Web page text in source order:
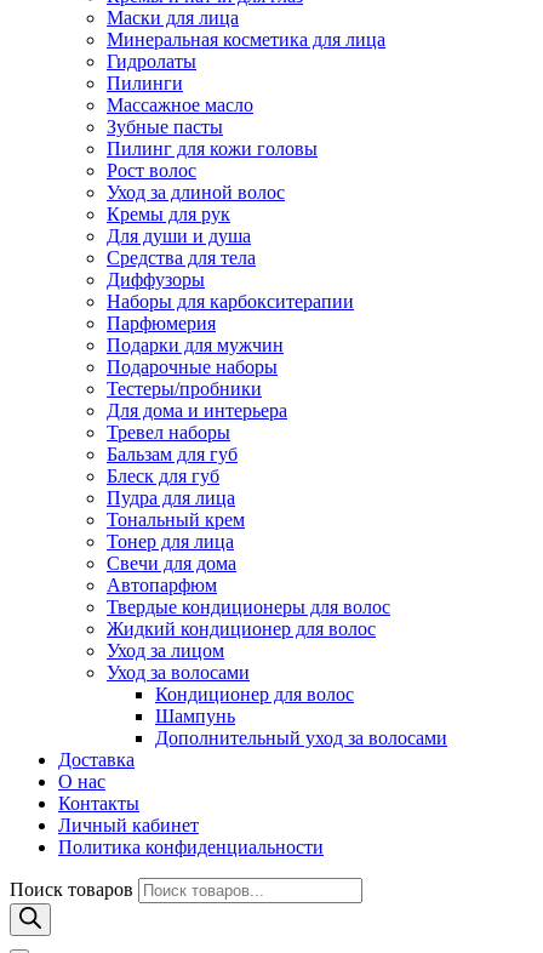
Маски для лица
Минеральная косметика для лица
Гидролаты
Пилинги
Массажное масло
Зубные пасты
Пилинг для кожи головы
Рост волос
Уход за длиной волос
Кремы для рук
Для души и душа
Средства для тела
Диффузоры
Наборы для карбокситерапии
Парфюмерия
Подарки для мужчин
Подарочные наборы
Тестеры/пробники
Для дома и интерьера
Тревел наборы
Бальзам для губ
Блеск для губ
Пудра для лица
Тональный крем
Тонер для лица
Свечи для дома
Автопарфюм
Твердые кондиционеры для волос
Жидкий кондиционер для волос
Уход за лицом
Уход за волосами
Кондиционер для волос
Шампунь
Дополнительный уход за волосами
Доставка
О нас
Контакты
Личный кабинет
Политика конфиденциальности
Поиск товаров